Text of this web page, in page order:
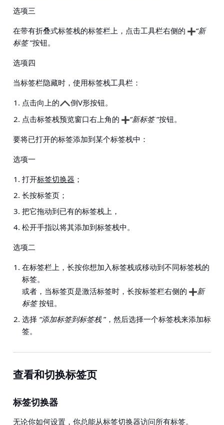
选项三
在带有折叠式标签栈的标签栏上，点击工具栏右侧的
“新
标签”按钮。
选项四
当标签栏隐藏时，使用标签栈工具栏：
点击向上的
倒V形按钮。
点击标签栈预览窗口右上角的
“新标签”按钮。
要将已打开的标签添加到某个标签栈中：
选项一
打开标签切换器 ；
长按标签页；
把它拖动到已有的标签栈上，
松开手指以将其添加到标签栈中。
选项二
在标签栏上，长按你想加入标签栈或移动到不同标签栈的
标签。
或者，当标签页是激活标签时，长按标签栏右侧的
新
标签按钮。
选择 “添加标签到标签栈”，然后选择一个标签栈来添加标
签。
查看和切换标签页
标签切换器
无论你如何设置，你总能从标签切换器访问所有标签。